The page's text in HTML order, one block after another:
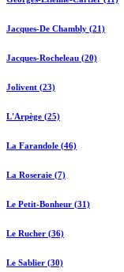
Jacques-De Chambly (21)
Jacques-Rocheleau (20)
Jolivent (23)
L'Arpège (25)
La Farandole (46)
La Roseraie (7)
Le Petit-Bonheur (31)
Le Rucher (36)
Le Sablier (30)